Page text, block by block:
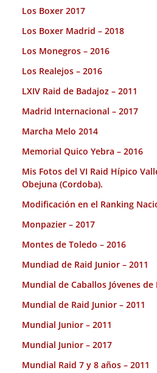
Los Boxer 2017
Los Boxer Madrid – 2018
Los Monegros – 2016
Los Realejos – 2016
LXIV Raid de Badajoz – 2011
Madrid Internacional – 2017
Marcha Melo 2014
Memorial Quico Yebra – 2016
Mis Fotos del VI Raid Hípico
Obejuna (Cordoba).
Modificación en el Ranking
Monpazier – 2017
Montes de Toledo – 2016
Mundiad de Raid Junior – 2011
Mundial de Caballos Jóvenes de
Mundial de Raid Junior – 2011
Mundial Junior – 2011
Mundial Junior – 2017
Mundial Raid 7 y 8 años – 2011